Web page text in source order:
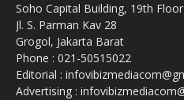
Soho Capital Building, 19th Floor
Jl. S. Parman Kav 28
Grogol, Jakarta Barat
Phone : 021-50515022
Editorial :
Advertising :